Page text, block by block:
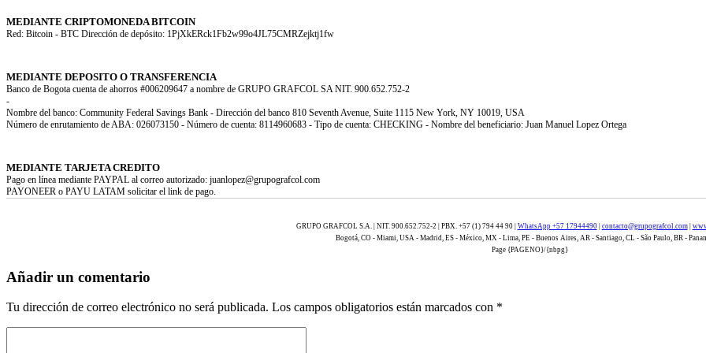
MEDIANTE CRIPTOMONEDA BITCOIN
Red: Bitcoin - BTC Dirección de depósito: 1PjXkERck1Fb2w99o4JL75CMRZejktj1fw
MEDIANTE DEPOSITO O TRANSFERENCIA
Banco de Bogota cuenta de ahorros #006209647 a nombre de GRUPO GRAFCOL SA NIT. 900.652.752-2
-
Nombre del banco: Community Federal Savings Bank - Dirección del banco 810 Seventh Avenue, Suite 1115 New York, NY 10019, USA
Número de enrutamiento de ABA: 026073150 - Número de cuenta: 8114960683 - Tipo de cuenta: CHECKING - Nombre del beneficiario: Juan Manuel Lopez Ortega
MEDIANTE TARJETA CREDITO
Pago en línea mediante PAYPAL al correo autorizado: juanlopez@grupografcol.com
PAYONEER o PAYU LATAM solicitar el link de pago.
GRUPO GRAFCOL S.A. | NIT. 900.652.752-2 | PBX. +57 (1) 794 44 90 | WhatsApp +57 17944490| contacto@grupografcol.com|
Bogotá, CO - Miami, USA - Madrid, ES - México, MX - Lima, PE - Buenos Aires, AR - Santiago, CL - São Paulo, BR -
Page {PAGENO}/{nbpg}
Añadir un comentario
Tu dirección de correo electrónico no será publicada. Los campos obligatorios están marcados con *